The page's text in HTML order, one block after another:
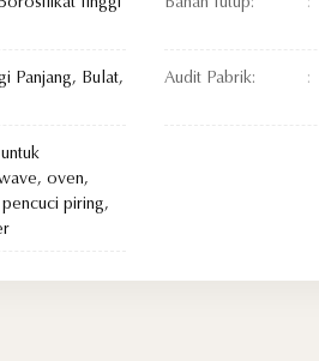
Tinggi Bahan Tutup:
Panjang, Bulat, Audit Pabrik:
oven,
pencuci piring,